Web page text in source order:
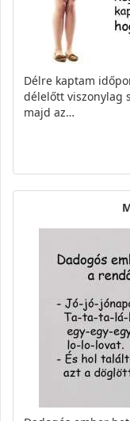
Délre kaptam
délelőtt viszonylag
majd az…